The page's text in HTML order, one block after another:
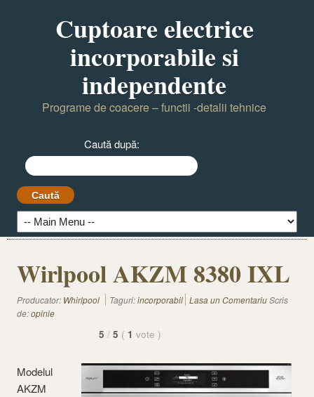
Cuptoare electrice
incorporabile si
independente
Programe de coacere – functii -detalii tehnice
Caută după:
Wirlpool AKZM 8380 IXL
Producator: Whirlpool Taguri:incorporabil Lasa un ComentariuScris
de:opinie
5 / 5 ( 1 vote )
Modelul
AKZM